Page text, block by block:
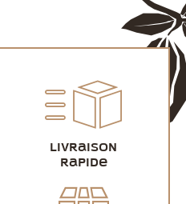
Livraison
rapide